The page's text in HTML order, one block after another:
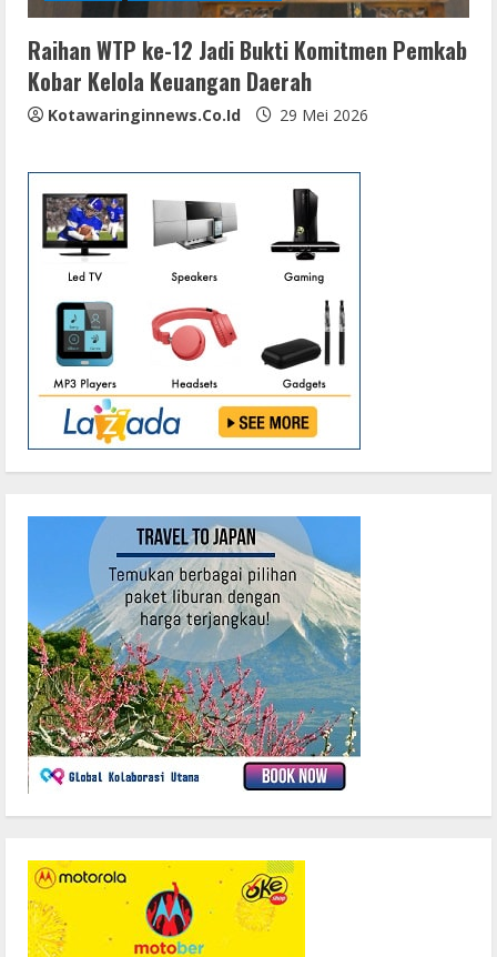
Raihan WTP ke-12 Jadi Bukti Komitmen Pemkab
Kobar Kelola Keuangan Daerah
Kotawaringinnews.co.id 29 Mei 2026